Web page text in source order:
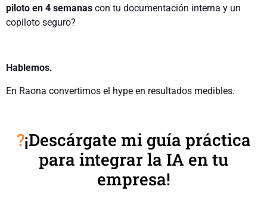
piloto en 4 semanas con tu documentación interna y un
copiloto seguro?
Hablemos.
En Raona convertimos el hype en resultados medibles.
?¡Descárgate mi guía práctica
para integrar la IA en tu
empresa!